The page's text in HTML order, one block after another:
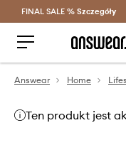
FINAL SALE % Szczegóły
Answear Home
Ten produkt jest